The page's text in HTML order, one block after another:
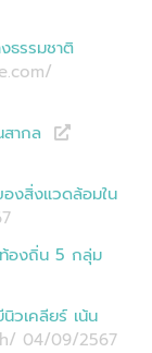
ธรรมชาติ
ากล
งสิ่งแวดล้อมใน
องถิ่น 5 กลุ่ม
วเคลียร์ เน้น
04/09/2567